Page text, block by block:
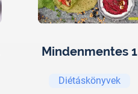
Mindenmentes 1
Diétáskönyvek